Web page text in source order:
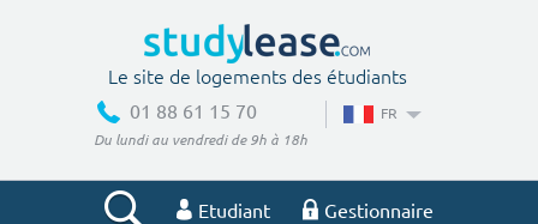
Le site de logements des étudiants
01 88 61 15 70
Du lundi au vendredi de 9h à 18h
FR
Etudiant Gestionnaire